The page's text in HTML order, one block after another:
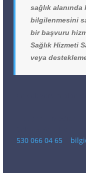
sağlık
bilgilenmesini
bir başvuru
Sağlık Hizmeti
veya
530 066 04 65